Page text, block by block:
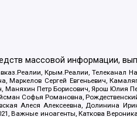
массовой информации,
Крым.Реалии, Телеканал
Маркелов Сергей Евгеньевич,
Маняхин Петр Борисович, Ярош Юлия
Софья Романовна,
Алеся Алексеевна, Долинина
Важные иноагенты, Каткова